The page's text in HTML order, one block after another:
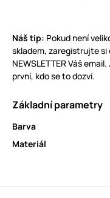
Náš tip: Pokud není
skladem, zaregistrujte si
NEWSLETTER Váš
první, kdo se to dozví.
Základní parametry
Barva
Materiál